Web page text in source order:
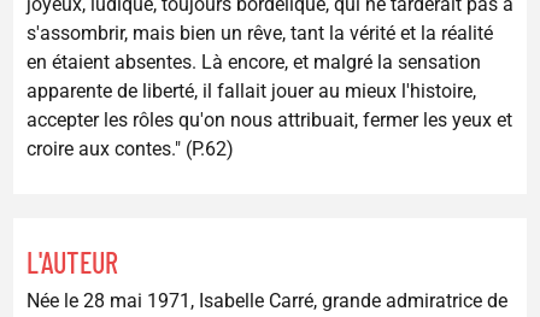
s'assombrir, mais bien un rêve, tant la vérité et la réalité
en étaient absentes. Là encore, et malgré la sensation
apparente de liberté, il fallait jouer au mieux l'histoire,
accepter les rôles qu'on nous attribuait, fermer les yeux et
croire aux contes." (P.62)
L'AUTEUR
Née le 28 mai 1971, Isabelle Carré, grande admiratrice de